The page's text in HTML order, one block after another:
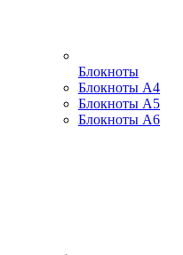
Блокноты
Блокноты А4
Блокноты А5
Блокноты А6